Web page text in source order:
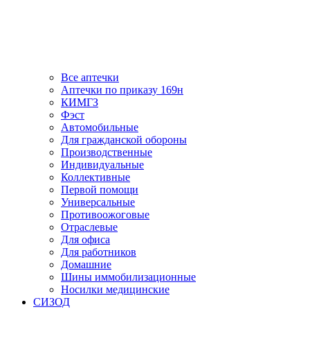
Все аптечки
Аптечки по приказу 169н
КИМГЗ
Фэст
Автомобильные
Для гражданской обороны
Производственные
Индивидуальные
Коллективные
Первой помощи
Универсальные
Противоожоговые
Отраслевые
Для офиса
Для работников
Домашние
Шины иммобилизационные
Носилки медицинские
СИЗОД